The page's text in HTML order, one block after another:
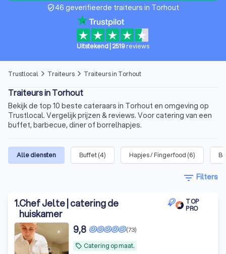
verified_user46 geverifieerde traiteurs in Torhout
Uitstekend 2519reviews
Trustlocal arrow_forward_ios Traiteurs arrow_forward_ios Traiteurs in Torhout
Traiteurs in Torhout
Bekijk de top 10 beste cateraars in Torhout en omgeving op
Trustlocal. Vergelijk prijzen & reviews. Voor catering van een
buffet, barbecue, diner of borrelhapjes.
Alle diensten Buffet(4) Hapjes / Fingerfood (6)
filter_list Filters
1.Chef Jelte | catering de
huiskamer
TOP
PRO
local_offer Catering op maat.
(73)
9,8